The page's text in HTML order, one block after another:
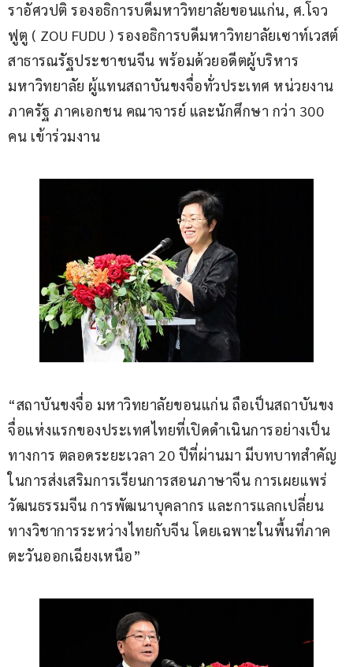
ราอัศวปติ รองอธิการบดีมหาวิทยาลัยขอนแก่น, ศ.โจว
ฟูตู ( ZOU FUDU ) รองอธิการบดีมหาวิทยาลัยเซาท์เวสต์
สาธารณรัฐประชาชนจีน พร้อมด้วยอดีตผู้บริหาร
มหาวิทยาลัย ผู้แทนสถาบันขงจื่อทั่วประเทศ หน่วยงาน
ภาครัฐ ภาคเอกชน คณาจารย์ และนักศึกษา กว่า 300
คน เข้าร่วมงาน
“สถาบันขงจื่อ มหาวิทยาลัยขอนแก่น ถือเป็นสถาบันขง
จื่อแห่งแรกของประเทศไทยที่เปิดดำเนินการอย่างเป็น
ทางการ ตลอดระยะเวลา 20 ปีที่ผ่านมา มีบทบาทสำคัญ
ในการส่งเสริมการเรียนการสอนภาษาจีน การเผยแพร่
วัฒนธรรมจีน การพัฒนาบุคลากร และการแลกเปลี่ยน
ทางวิชาการระหว่างไทยกับจีน โดยเฉพาะในพื้นที่ภาค
ตะวันออกเฉียงเหนือ”